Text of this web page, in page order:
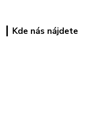
Kde nás nájdete